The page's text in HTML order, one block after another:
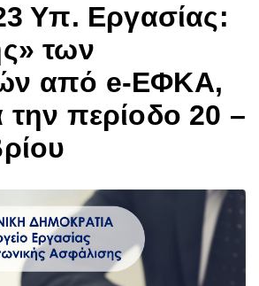
Υπ. Εργασίας:
των
από e-ΕΦΚΑ,
περίοδο 20 –